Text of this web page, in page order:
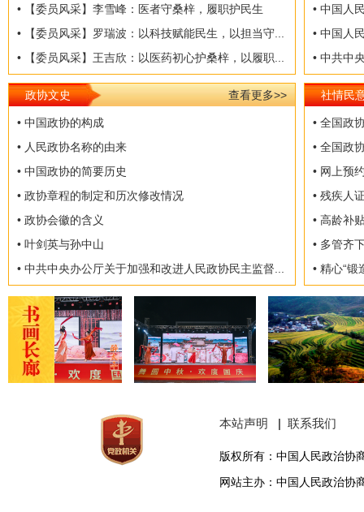
• 【委员风采】李雪峰：医者守桑梓，履职护民生
• 【委员风采】罗瑞波：以科技赋能民生，以担当守...
• 【委员风采】王吉欣：以医药初心护桑梓，以履职...
• 中国人
• 中国人
• 中共中
政协文史 查看更多>>
• 中国政协的构成
• 人民政协名称的由来
• 中国政协的简要历史
• 政协章程的制定和历次修改情况
• 政协会徽的含义
• 叶剑英与孙中山
• 中共中央办公厅关于加强和改进人民政协民主监督...
社情民
• 全国政
• 全国政
• 网上预
• 残疾人
• 高龄补
• 多管齐
• 精心“锻
本站声明 | 联系我们
版权所有：中国人民政治协
网站主办：中国人民政治协